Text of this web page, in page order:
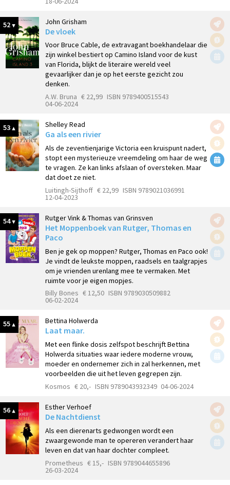
52 John Grisham
De vloek
Voor Bruce Cable, de extravagant boekhandelaar die
zijn winkel bestiert op Camino Island voor de kust
van Florida, blijkt de literaire wereld veel
gevaarlijker dan je op het eerste gezicht zou
denken.
A.W. Bruna € 22,99 ISBN 9789400515543
04-06-2024
53 Shelley Read
Ga als een rivier
Als de zeventienjarige Victoria een kruispunt nadert,
stopt een mysterieuze vreemdeling om haar de weg
te vragen. Ze kan links afslaan of oversteken. Maar
dat doet ze niet.
Luitingh-Sijthoff € 22,99 ISBN 9789021036991
12-04-2023
54 Rutger Vink & Thomas van Grinsven
Het Moppenboek van Rutger, Thomas en
Paco
Ben je gek op moppen? Rutger, Thomas en Paco ook!
Je vindt de leukste moppen, raadsels en taalgrapjes
om je vrienden urenlang mee te vermaken. Met
ruimte voor je eigen mopjes.
Billy Bones € 12,50 ISBN 9789030509882
06-02-2024
55 Bettina Holwerda
Laat maar.
Met een flinke dosis zelfspot beschrijft Bettina
Holwerda situaties waar iedere moderne vrouw,
moeder en ondernemer zich in zal herkennen, met
voorbeelden die uit het leven gegrepen zijn.
Kosmos € 20,- ISBN 9789043932349 04-06-2024
56 Esther Verhoef
De Nachtdienst
Als een dierenarts gedwongen wordt een
zwaargewonde man te opereren verandert haar
leven en dat van haar dochter compleet.
Prometheus € 15,- ISBN 9789044655896
26-03-2024